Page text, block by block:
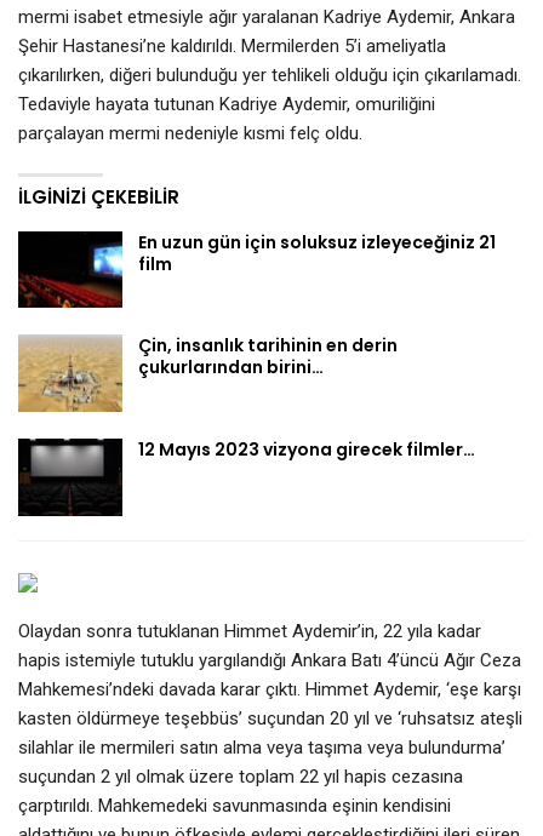
mermi isabet etmesiyle ağır yaralanan Kadriye Aydemir, Ankara
Şehir Hastanesi’ne kaldırıldı. Mermilerden 5’i ameliyatla
çıkarılırken, diğeri bulunduğu yer tehlikeli olduğu için çıkarılamadı.
Tedaviyle hayata tutunan Kadriye Aydemir, omuriliğini
parçalayan mermi nedeniyle kısmi felç oldu.
İLGINIZI ÇEKEBILIR
En uzun gün için soluksuz izleyeceğiniz 21
film
Çin, insanlık tarihinin en derin
çukurlarından birini…
12 Mayıs 2023 vizyona girecek filmler…
Olaydan sonra tutuklanan Himmet Aydemir’in, 22 yıla kadar
hapis istemiyle tutuklu yargılandığı Ankara Batı 4’üncü Ağır Ceza
Mahkemesi’ndeki davada karar çıktı. Himmet Aydemir, ‘eşe karşı
kasten öldürmeye teşebbüs’ suçundan 20 yıl ve ‘ruhsatsız ateşli
silahlar ile mermileri satın alma veya taşıma veya bulundurma’
suçundan 2 yıl olmak üzere toplam 22 yıl hapis cezasına
çarptırıldı. Mahkemedeki savunmasında eşinin kendisini